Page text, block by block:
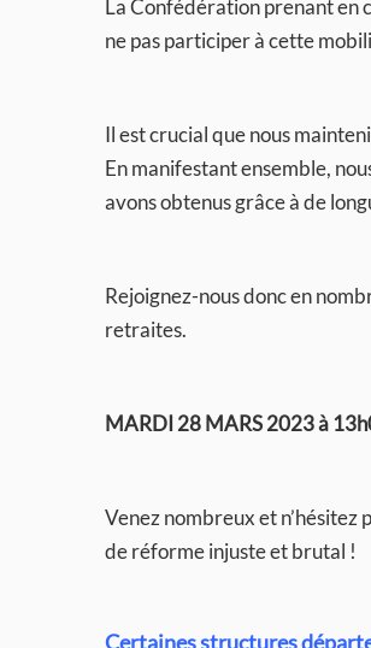
La Confédération prenant en
ne pas participer à cette
Il est crucial que nous
En manifestant ensemble,
avons obtenus grâce à de
Rejoignez-nous donc en
retraites.
MARDI 28 MARS 2023 à
Venez nombreux et
de réforme injuste et brutal !
Certaines structures